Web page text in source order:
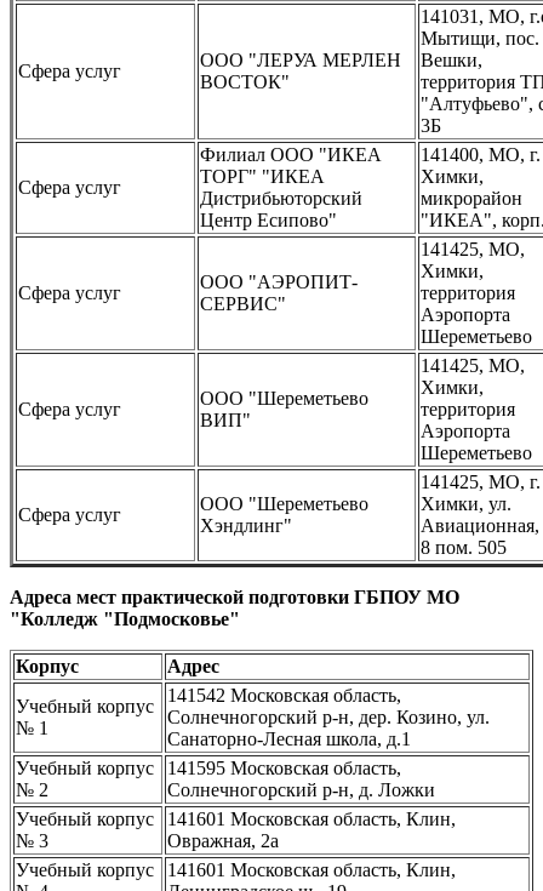
Сфера услуг
ООО "ЛЕРУА МЕРЛЕН
ВОСТОК"
141031, МО,
Мытищи, пос.
Вешки,
территория
"Алтуфьево",
3Б
Сфера услуг
Филиал ООО "ИКЕА
ТОРГ" "ИКЕА
Дистрибьюторский
Центр Есипово"
141400, МО, г.
Химки,
микрорайон
"ИКЕА",
Сфера услуг
ООО "АЭРОПИТ-
СЕРВИС"
141425, МО,
Химки,
территория
Аэропорта
Шереметьево
Сфера услуг
ООО "Шереметьево
ВИП"
141425, МО,
Химки,
территория
Аэропорта
Шереметьево
Сфера услуг
ООО "Шереметьево
Хэндлинг"
141425, МО, г.
Химки, ул.
Авиационная,
8 пом. 505
Адреса мест практической подготовки ГБПОУ МО
"Колледж "Подмосковье"
Корпус
Адрес
Учебный корпус
№ 1
141542 Московская область,
Солнечногорский р-н, дер. Козино, ул.
Санаторно-Лесная школа, д.1
Учебный корпус
№ 2
141595 Московская область,
Солнечногорский р-н, д. Ложки
Учебный корпус
№ 3
141601 Московская область, Клин,
Овражная, 2а
Учебный корпус
141601 Московская область, Клин,